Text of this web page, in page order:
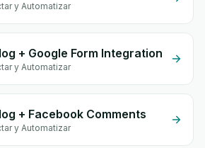
y Automatizar
+ Google Form Integration
y Automatizar
+ Facebook Comments
y Automatizar